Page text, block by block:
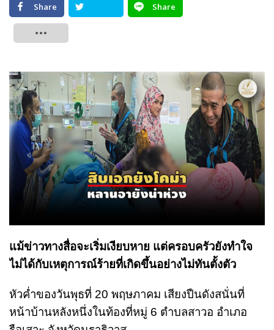
Share
Share
แม้ข่าวทางสื่อจะเริ่มเงียบหาย แต่ครอบครัวยังทำใจ
ไม่ได้กับเหตุการณ์ร้ายที่เกิดขึ้นอย่างไม่ทันตั้งตัว
หัวค่ำของวันพุธที่ 20 พฤษภาคม เสียงปืนดังสนั่นที่
หน้าบ้านหลังหนึ่งในท้องที่หมู่ 6 ตำบลสาวอ อำเภอ